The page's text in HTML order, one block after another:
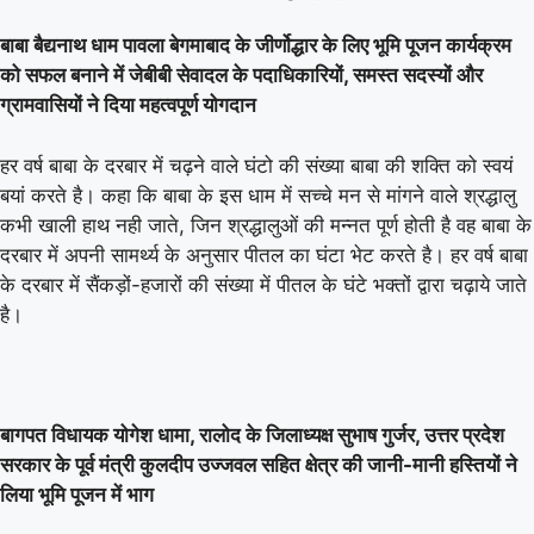
बाबा बैद्यनाथ धाम पावला बेगमाबाद के जीर्णोद्धार के लिए भूमि पूजन कार्यक्रम
को सफल बनाने में जेबीबी सेवादल के पदाधिकारियों, समस्त सदस्यों और
ग्रामवासियों ने दिया महत्वपूर्ण योगदान
हर वर्ष बाबा के दरबार में चढ़ने वाले घंटो की संख्या बाबा की शक्ति को स्वयं
बयां करते है। कहा कि बाबा के इस धाम में सच्चे मन से मांगने वाले श्रद्धालु
कभी खाली हाथ नही जाते, जिन श्रद्धालुओं की मन्नत पूर्ण होती है वह बाबा के
दरबार में अपनी सामर्थ्य के अनुसार पीतल का घंटा भेट करते है। हर वर्ष बाबा
के दरबार में सैंकड़ों-हजारों की संख्या में पीतल के घंटे भक्तों द्वारा चढ़ाये जाते
है।
बागपत विधायक योगेश धामा, रालोद के जिलाध्यक्ष सुभाष गुर्जर, उत्तर प्रदेश
सरकार के पूर्व मंत्री कुलदीप उज्जवल सहित क्षेत्र की जानी-मानी हस्तियों ने
लिया भूमि पूजन में भाग